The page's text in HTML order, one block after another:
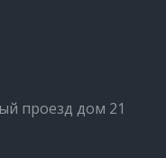
проезд дом 21